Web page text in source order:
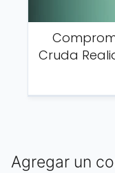
Cruda
Agregar un